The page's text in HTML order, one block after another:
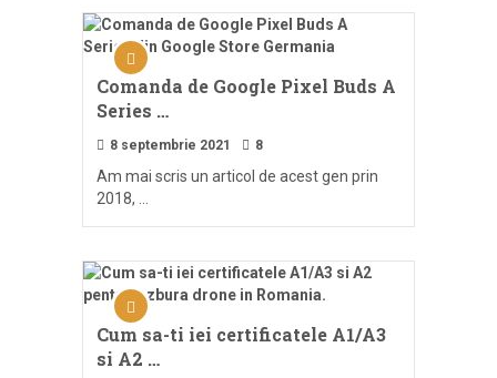
Comanda de Google Pixel Buds A
Series …
8 septembrie 2021 8
Am mai scris un articol de acest gen prin
2018, …
Cum sa-ti iei certificatele A1/A3
si A2 …